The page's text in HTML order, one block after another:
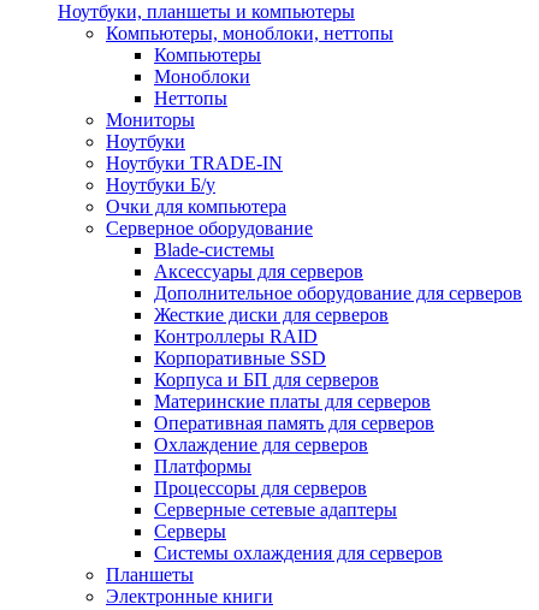
Ноутбуки, планшеты и компьютеры
Компьютеры, моноблоки, неттопы
Компьютеры
Моноблоки
Неттопы
Мониторы
Ноутбуки
Ноутбуки TRADE-IN
Ноутбуки Б/у
Очки для компьютера
Серверное оборудование
Blade-системы
Аксессуары для серверов
Дополнительное оборудование для серверов
Жесткие диски для серверов
Контроллеры RAID
Корпоративные SSD
Корпуса и БП для серверов
Материнские платы для серверов
Оперативная память для серверов
Охлаждение для серверов
Платформы
Процессоры для серверов
Серверные сетевые адаптеры
Серверы
Системы охлаждения для серверов
Планшеты
Электронные книги